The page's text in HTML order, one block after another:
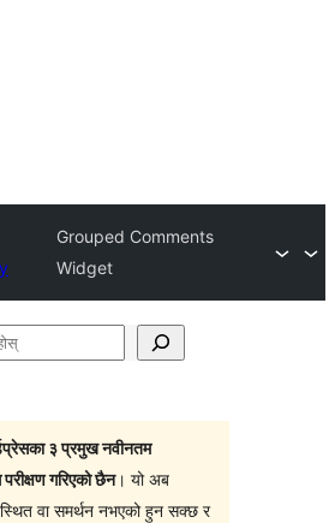
Grouped Comments
Widget
३ प्रमुख नवीनतम
गरिएको छैन। यो अब
वा समर्थन नभएको हुन सक्छ र